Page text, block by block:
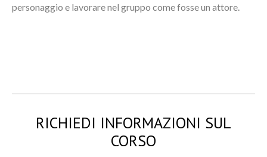
personaggio e lavorare nel gruppo come fosse un attore.
RICHIEDI INFORMAZIONI SUL
CORSO